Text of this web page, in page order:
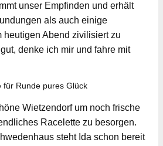
unser Empfinden und erhält
als auch einige
heutigen Abend zivilisiert zu
denke ich mir und fahre mit
für Runde pures Glück
Wietzendorf um noch frische
Racelette zu besorgen.
steht Ida schon bereit